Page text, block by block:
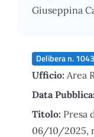
Giuseppina
Delibera n.
Ufficio: Area
Data
Titolo: Presa
06/10/2025,